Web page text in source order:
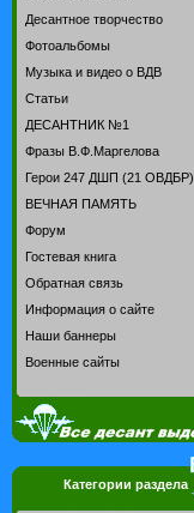
Десантное творчество
Фотоальбомы
Музыка и видео о ВДВ
Статьи
ДЕСАНТНИК №1
Фразы В.Ф.Маргелова
Герои 247 ДШП (21 ОВДБР)
ВЕЧНАЯ ПАМЯТЬ
Форум
Гостевая книга
Обратная связь
Информация о сайте
Наши баннеры
Военные сайты
Категории раздела